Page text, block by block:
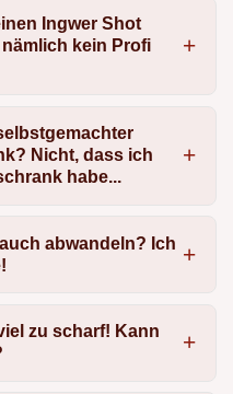
Ingwer Shot
kein Profi
Nicht, dass ich
habe...
abwandeln? Ich
zu scharf! Kann